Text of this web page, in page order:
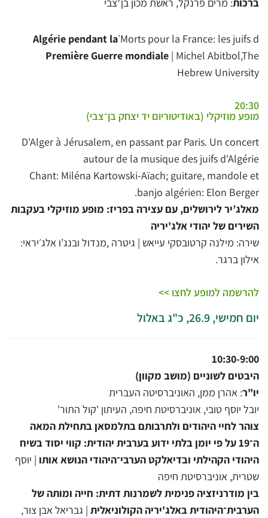
Morts pour la France: les juifs d׳ Algérie pendant la
Première Guerre mondiale | Michel Abitbol,The
Hebrew University
20:30
מופע מוזיקלי (באודיטוריום יד יצחק בן־צבי)
D'Alger à Jérusalem, en passant par Paris. Un concert
autour de la musique des juifs d'Algérie
Chant: Miléna Kartowski-Aïach; guitare, mandole et
banjo algérien: Elon Berger.
מאלג’יר לירושלים, עם עצירה בפריז: מופע מוזיקלי בעקבות
השירים של יהודי אלג'יריה
שירה: מילנה קרטובסקי עייאש | גיטרה ,מנדול ובנג’ו אלג׳יראי:
אילון ברגר.
להרשמה למופע לחצו >>
יום חמישי, 26.9, כ"ג באלול
10:30-9:00
היבטים לשוניים (מושב מקוון)
יו"ר: אהרן ממן, האוניברסיטה העברית
יובל יוסף טובי, אוניברסיטת חיפה, העיתון 'קול התור'
צוהר לחיי היהודים ולתרבותם בתלמסאן בתחילת המאה
ה־19 על פי יומן בלתי ידוע בערבית יהודית: קווי יסוד בשיח
היהודי הקהילתי ובדיאלקט הערבי־היהודי הנושא אותו | יוסף
שטרית, אוניברסיטת חיפה
בין מודרניזציה פנימית לשמרנות דתית: חייה ומותה של
הערבית־היהודית באלג'יריה הקולוניאלית | גבריאל אבן צור,